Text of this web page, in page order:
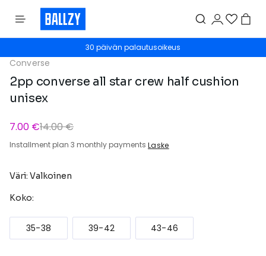
30 päivän palautusoikeus
Converse
2pp converse all star crew half cushion
unisex
7.00 €14.00 €
Installment plan 3 monthly payments Laske
Väri: Valkoinen
Koko:
35-38 39-42 43-46